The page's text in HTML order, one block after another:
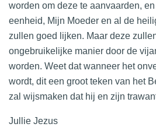
worden om deze te aanvaarden,
eenheid, Mijn Moeder en al de
zullen goed lijken. Maar deze
ongebruikelijke manier door de
worden. Weet dat wanneer het
wordt, dit een groot teken van het
zal wijsmaken dat hij en zijn
Jullie Jezus